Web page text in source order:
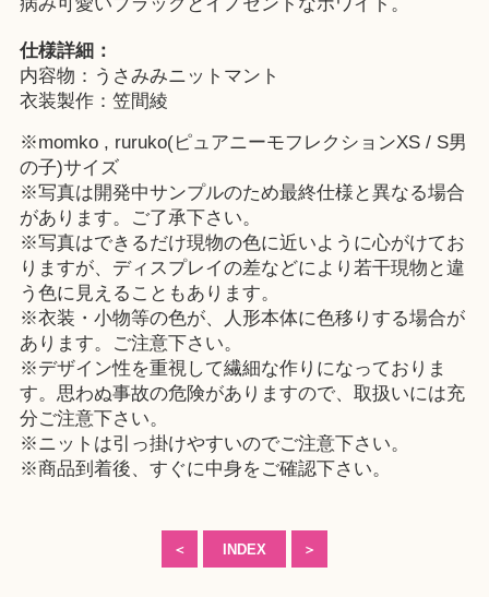
仕様詳細：
内容物：うさみみニットマント
衣装製作：笠間綾
※momko , ruruko(ピュアニーモフレクションXS / S男
の子)サイズ
※写真は開発中サンプルのため最終仕様と異なる場合
があります。ご了承下さい。
※写真はできるだけ現物の色に近いように心がけてお
りますが、ディスプレイの差などにより若干現物と違
う色に見えることもあります。
※衣装・小物等の色が、人形本体に色移りする場合が
あります。ご注意下さい。
※デザイン性を重視して繊細な作りになっておりま
す。思わぬ事故の危険がありますので、取扱いには充
分ご注意下さい。
※ニットは引っ掛けやすいのでご注意下さい。
※商品到着後、すぐに中身をご確認下さい。
＜ INDEX ＞